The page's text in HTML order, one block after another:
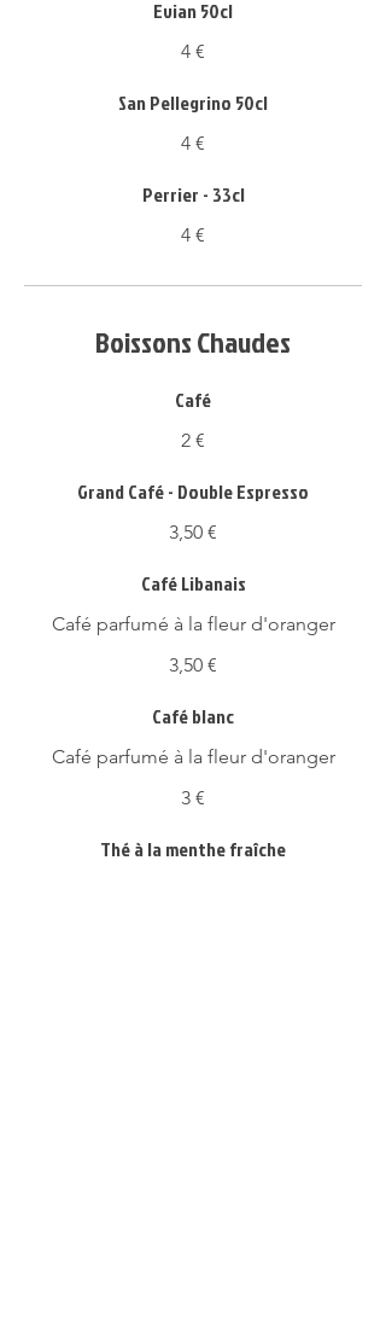
Evian 50cl
4 €
San Pellegrino 50cl
4 €
Perrier - 33cl
4 €
Boissons Chaudes
Café
2 €
Grand Café - Double Espresso
3,50 €
Café Libanais
Café parfumé à la fleur d'oranger
3,50 €
Café blanc
Café parfumé à la fleur d'oranger
3 €
Thé à la menthe fraîche